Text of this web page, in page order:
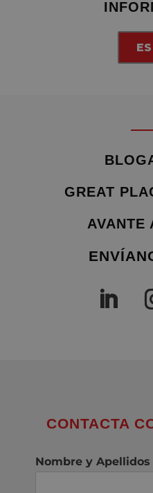
ES
GREAT
AVANTE
CONTACTA
Nombre y Apellidos